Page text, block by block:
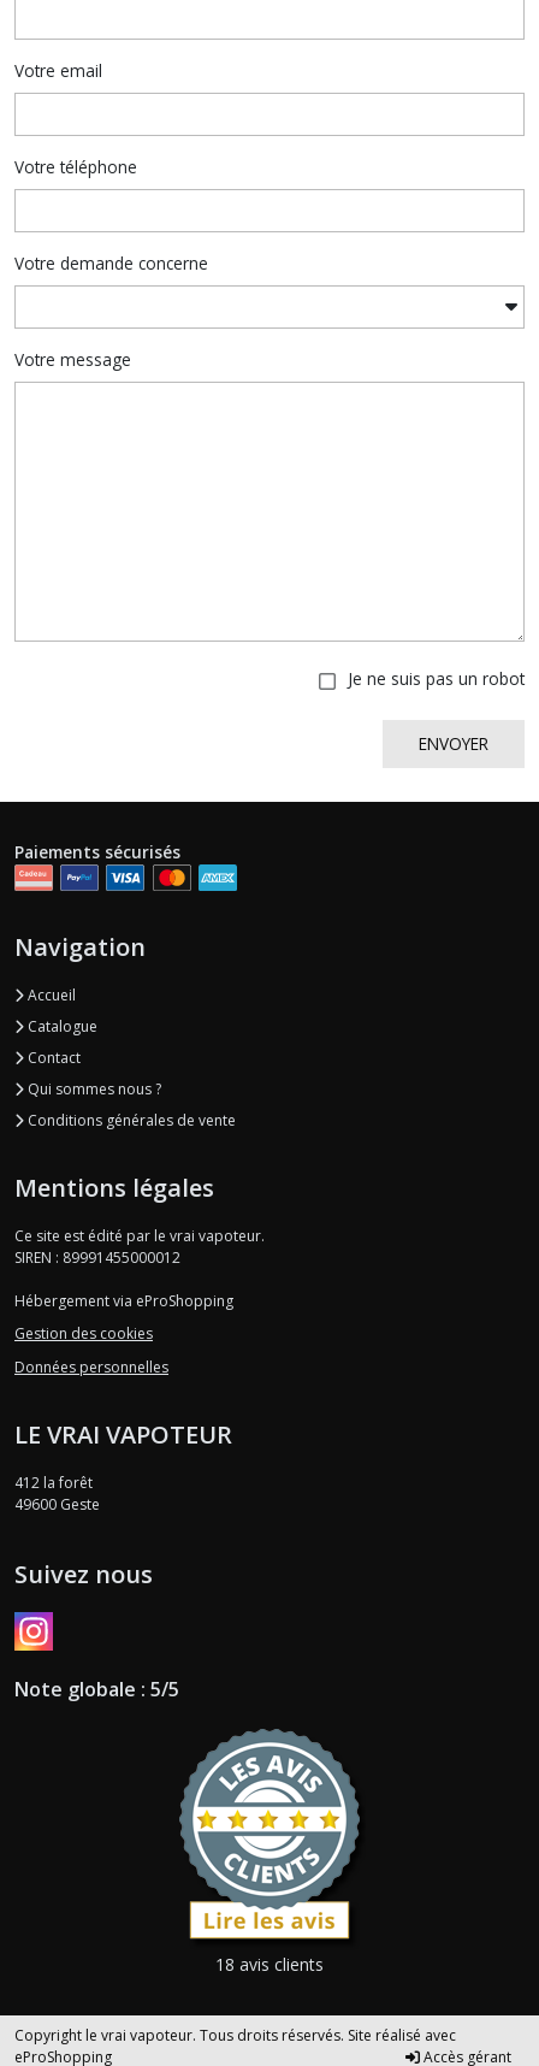
Votre email
Votre téléphone
Votre demande concerne
Votre message
Je ne suis pas un robot
ENVOYER
Paiements sécurisés
Navigation
Accueil
Catalogue
Contact
Qui sommes nous ?
Conditions générales de vente
Mentions légales
Ce site est édité par le vrai vapoteur.
SIREN : 89991455000012
Hébergement via eProShopping
Gestion des cookies
Données personnelles
LE VRAI VAPOTEUR
412 la forêt
49600 Geste
Suivez nous
Note globale : 5/5
18 avis clients
Copyright le vrai vapoteur. Tous droits réservés. Site réalisé avec
eProShopping
Accès gérant